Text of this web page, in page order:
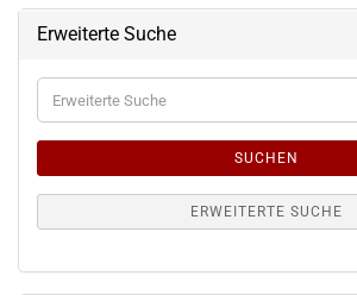
Erweiterte Suche
Erweiterte
Suche
SUCHEN
ERWEITERTE SUCHE